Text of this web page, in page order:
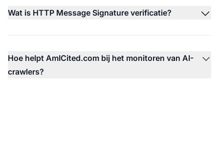
Wat is HTTP Message Signature verificatie?
Hoe helpt AmICited.com bij het monitoren van AI-
crawlers?